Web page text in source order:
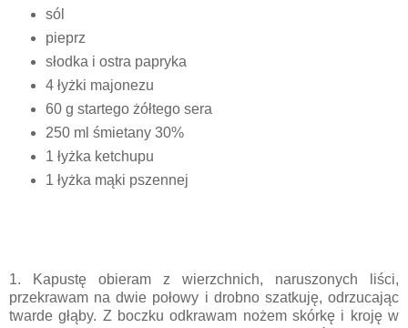
sól
pieprz
słodka i ostra papryka
4 łyżki majonezu
60 g startego żółtego sera
250 ml śmietany 30%
1 łyżka ketchupu
1 łyżka mąki pszennej
1. Kapustę obieram z wierzchnich, naruszonych liści,
przekrawam na dwie połowy i drobno szatkuję, odrzucając
twarde głąby. Z boczku odkrawam nożem skórkę i kroję w